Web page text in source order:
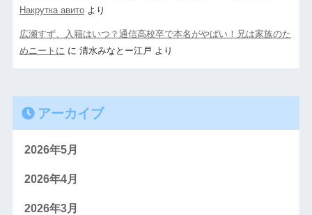
Накрутка авитоより
広瀬すず、入籍はいつ？通信高校卒で本名がやばい！兄は家族のた
めニートに に 清水みなとー江戸 より
アーカイブ
2026年5月
2026年4月
2026年3月